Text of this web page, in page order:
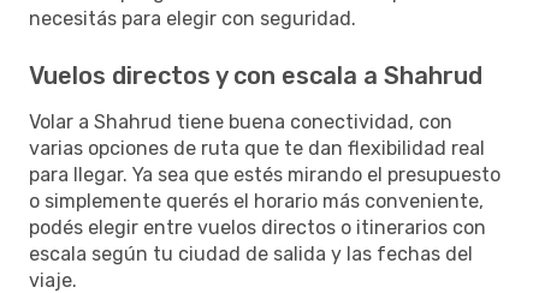
necesitás para elegir con seguridad.
Vuelos directos y con escala a Shahrud
Volar a Shahrud tiene buena conectividad, con
varias opciones de ruta que te dan flexibilidad real
para llegar. Ya sea que estés mirando el presupuesto
o simplemente querés el horario más conveniente,
podés elegir entre vuelos directos o itinerarios con
escala según tu ciudad de salida y las fechas del
viaje.